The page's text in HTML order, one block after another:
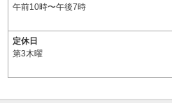
午前10時〜午後7時
定休日
第3木曜